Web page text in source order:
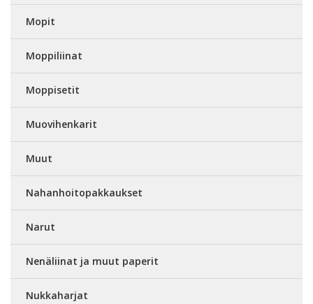
Mopit
Moppiliinat
Moppisetit
Muovihenkarit
Muut
Nahanhoitopakkaukset
Narut
Nenäliinat ja muut paperit
Nukkaharjat